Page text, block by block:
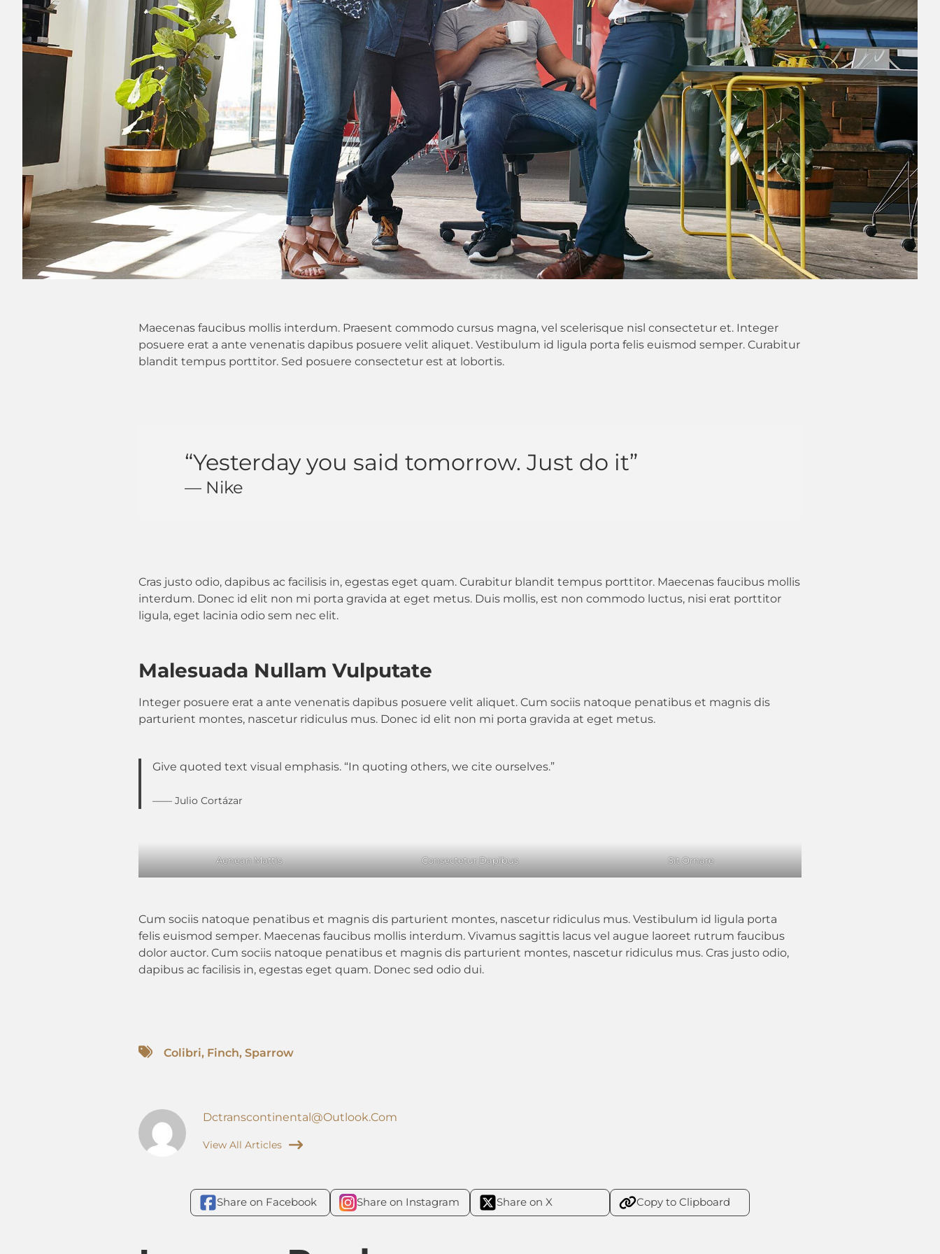
Maecenas faucibus mollis interdum. Praesent commodo cursus magna, vel scelerisque nisl consectetur et. Integer
posuere erat a ante venenatis dapibus posuere velit aliquet. Vestibulum id ligula porta felis euismod semper. Curabitur
blandit tempus porttitor. Sed posuere consectetur est at lobortis.
“Yesterday you said tomorrow. Just do it”
— Nike
Cras justo odio, dapibus ac facilisis in, egestas eget quam. Curabitur blandit tempus porttitor. Maecenas faucibus mollis
interdum. Donec id elit non mi porta gravida at eget metus. Duis mollis, est non commodo luctus, nisi erat porttitor
ligula, eget lacinia odio sem nec elit.
Malesuada Nullam Vulputate
Integer posuere erat a ante venenatis dapibus posuere velit aliquet. Cum sociis natoque penatibus et magnis dis
parturient montes, nascetur ridiculus mus. Donec id elit non mi porta gravida at eget metus.
Give quoted text visual emphasis. “In quoting others, we cite ourselves.”
—— Julio Cortázar
Aenean Mattis Consectetur Dapibus Sit Ornare
Cum sociis natoque penatibus et magnis dis parturient montes, nascetur ridiculus mus. Vestibulum id ligula porta
felis euismod semper. Maecenas faucibus mollis interdum. Vivamus sagittis lacus vel augue laoreet rutrum faucibus
dolor auctor. Cum sociis natoque penatibus et magnis dis parturient montes, nascetur ridiculus mus. Cras justo odio,
dapibus ac facilisis in, egestas eget quam. Donec sed odio dui.
Colibri, Finch,Sparrow
Dctranscontinental@outlook.com
View All Articles
Share on Facebook Share on Instagram Share on X Copy to Clipboard